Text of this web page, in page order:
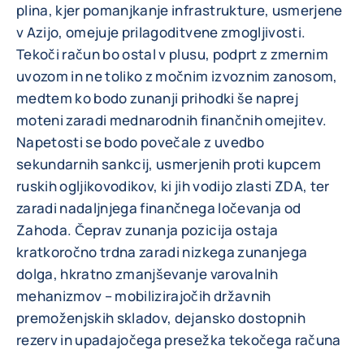
plina, kjer pomanjkanje infrastrukture, usmerjene
v Azijo, omejuje prilagoditvene zmogljivosti.
Tekoči račun bo ostal v plusu, podprt z zmernim
uvozom in ne toliko z močnim izvoznim zanosom,
medtem ko bodo zunanji prihodki še naprej
moteni zaradi mednarodnih finančnih omejitev.
Napetosti se bodo povečale z uvedbo
sekundarnih sankcij, usmerjenih proti kupcem
ruskih ogljikovodikov, ki jih vodijo zlasti ZDA, ter
zaradi nadaljnjega finančnega ločevanja od
Zahoda. Čeprav zunanja pozicija ostaja
kratkoročno trdna zaradi nizkega zunanjega
dolga, hkratno zmanjševanje varovalnih
mehanizmov – mobilizirajočih državnih
premoženjskih skladov, dejansko dostopnih
rezerv in upadajočega presežka tekočega računa